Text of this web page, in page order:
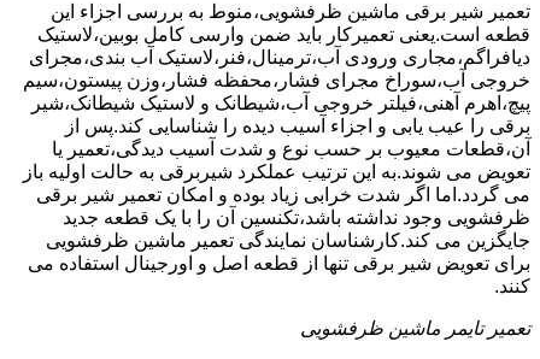
تعمیر شیر برقی ماشین ظرفشویی،منوط به بررسی اجزاء این
قطعه است.یعنی تعمیرکار باید ضمن وارسی کامل بوبین،لاستیک
دیافراگم،مجاری ورودی آب،ترمینال،فنر،لاستیک آب بندی،مجرای
خروجی آب،سوراخ مجرای فشار،محفظه فشار،وزن پیستون،سیم
پیچ،اهرم آهنی،فیلتر خروجی آب،شیطانک و لاستیک شیطانک،شیر
برقی را عیب یابی و اجزاء آسیب دیده را شناسایی کند.پس از
آن،قطعات معیوب بر حسب نوع و شدت آسیب دیدگی،تعمیر یا
تعویض می شوند.به این ترتیب عملکرد شیربرقی به حالت اولیه باز
می گردد.اما اگر شدت خرابی زیاد بوده و امکان تعمیر شیر برقی
ظرفشویی وجود نداشته باشد،تکنسین آن را با یک قطعه جدید
جایگزین می کند.کارشناسان نمایندگی تعمیر ماشین ظرفشویی
برای تعویض شیر برقی تنها از قطعه اصل و اورجینال استفاده می
کنند.
تعمیر تایمر ماشین ظرفشویی